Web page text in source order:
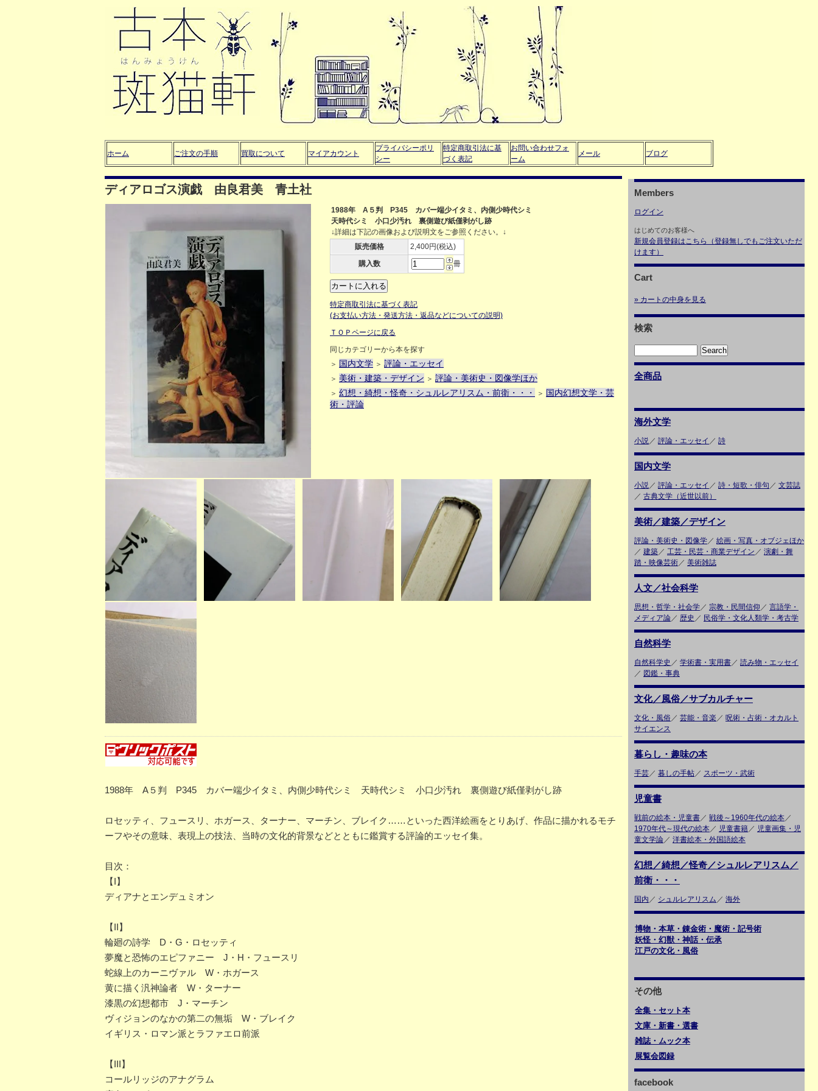
ホーム ご注文の手順 買取について マイアカウント
プライバシーポリ
シー
特定商取引法に基
づく表記
お問い合わせフォ
ーム
メール ブログ
ディアロゴス演戯 由良君美 青土社
1988年 A５判 P345 カバー端少イタミ、内側少時代シミ
天時代シミ 小口少汚れ 裏側遊び紙僅剥がし跡
↓詳細は下記の画像および説明文をご参照ください。↓
販売価格
2,400円(税込)
購入数
冊
特定商取引法に基づく表記
(お支払い方法・発送方法・返品などについての説明)
ＴＯＰページに戻る
同じカテゴリーから本を探す
＞ 国内文学 ＞ 評論・エッセイ
＞ 美術・建築・デザイン ＞ 評論・美術史・図像学ほか
＞ 幻想・綺想・怪奇・シュルレアリスム・前衛・・・ ＞ 国内幻想文学・芸
術・評論
1988年 A５判 P345 カバー端少イタミ、内側少時代シミ 天時代シミ 小口少汚れ 裏側遊び紙僅剥がし跡
ロセッティ、フュースリ、ホガース、ターナー、マーチン、ブレイク……といった西洋絵画をとりあげ、作品に描かれるモチ
ーフやその意味、表現上の技法、当時の文化的背景などとともに鑑賞する評論的エッセイ集。
目次：
【I】
ディアナとエンデュミオン
【II】
輪廻の詩学 D・G・ロセッティ
夢魔と恐怖のエピファニー J・H・フュースリ
蛇線上のカーニヴァル W・ホガース
黄に描く汎神論者 W・ターナー
漆黒の幻想都市 J・マーチン
ヴィジョンのなかの第二の無垢 W・ブレイク
イギリス・ロマン派とラファエロ前派
【III】
コールリッジのアナグラム
Members
ログイン
はじめてのお客様へ
新規会員登録はこちら（登録無しでもご注文いただ
けます）
Cart
» カートの中身を見る
検索
全商品
海外文学
小説／ 評論・エッセイ ／ 詩
国内文学
小説／ 評論・エッセイ ／ 詩・短歌・俳句 ／ 文芸誌
／ 古典文学（近世以前）
美術／建築／デザイン
評論・美術史・図像学／ 絵画・写真・オブジェほか
／ 建築／ 工芸・民芸・商業デザイン ／ 演劇・舞
踏・映像芸術／ 美術雑誌
人文／社会科学
思想・哲学・社会学／ 宗教・民間信仰 ／ 言語学・
メディア論／ 歴史 ／ 民俗学・文化人類学・考古学
自然科学
自然科学史 ／ 学術書・実用書／ 読み物・エッセイ
／ 図鑑・事典
文化／風俗／サブカルチャー
文化・風俗／ 芸能・音楽 ／ 呪術・占術・オカルト
サイエンス
暮らし・趣味の本
手芸／ 暮しの手帖／ スポーツ・武術
児童書
戦前の絵本・児童書／ 戦後～1960年代の絵本／
1970年代～現代の絵本／ 児童書籍／ 児童画集・児
童文学論／ 洋書絵本・外国語絵本
幻想／綺想／怪奇／シュルレアリスム／
前衛・・・
国内 ／ シュルレアリスム ／ 海外
博物・本草・錬金術・魔術・記号術
妖怪・幻獣・神話・伝承
江戸の文化・風俗
その他
全集・セット本
文庫・新書・選書
雑誌・ムック本
展覧会図録
facebook